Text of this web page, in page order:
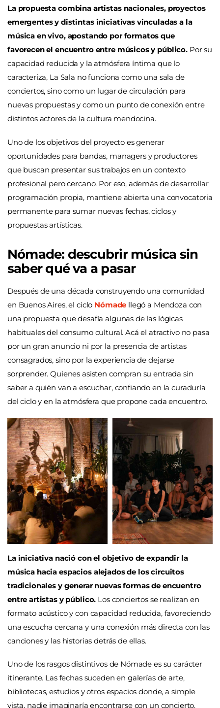
La propuesta combina artistas nacionales, proyectos
emergentes y distintas iniciativas vinculadas a la
música en vivo, apostando por formatos que
favorecen el encuentro entre músicos y público.Por su
capacidad reducida y la atmósfera íntima que lo
caracteriza, La Sala no funciona como una sala de
conciertos, sino como un lugar de circulación para
nuevas propuestas y como un punto de conexión entre
distintos actores de la cultura mendocina.
Uno de los objetivos del proyecto es generar
oportunidades para bandas, managers y productores
que buscan presentar sus trabajos en un contexto
profesional pero cercano. Por eso, además de desarrollar
programación propia, mantiene abierta una convocatoria
permanente para sumar nuevas fechas, ciclos y
propuestas artísticas.
Nómade: descubrir música sin
saber qué va a pasar
Después de una década construyendo una comunidad
en Buenos Aires, el ciclo Nómade llegó a Mendoza con
una propuesta que desafía algunas de las lógicas
habituales del consumo cultural. Acá el atractivo no pasa
por un gran anuncio ni por la presencia de artistas
consagrados, sino por la experiencia de dejarse
sorprender. Quienes asisten compran su entrada sin
saber a quién van a escuchar, confiando en la curaduría
del ciclo y en la atmósfera que propone cada encuentro.
La iniciativa nació con el objetivo de expandir la
música hacia espacios alejados de los circuitos
tradicionales y generar nuevas formas de encuentro
entre artistas y público. Los conciertos se realizan en
formato acústico y con capacidad reducida, favoreciendo
una escucha cercana y una conexión más directa con las
canciones y las historias detrás de ellas.
Uno de los rasgos distintivos de Nómade es su carácter
itinerante. Las fechas suceden en galerías de arte,
bibliotecas, estudios y otros espacios donde, a simple
vista, nadie imaginaría encontrarse con un concierto.